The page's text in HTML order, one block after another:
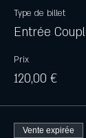
Type de billet
Entrée
Prix
120,00 €
Vente expirée